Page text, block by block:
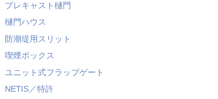
プレキャスト樋門
樋門ハウス
防潮堤用スリット
喫煙ボックス
ユニット式フラップゲート
NETIS／特許